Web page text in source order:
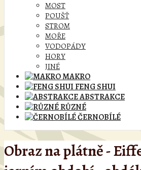
MOST
POUŠŤ
STROM
MOŘE
VODOPÁDY
HORY
JINÉ
MAKRO
FENG SHUI
ABSTRAKCE
RŮZNÉ
ČERNOBÍLÉ
Obraz na plátně -